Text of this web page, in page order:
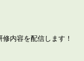
内容を配信します！